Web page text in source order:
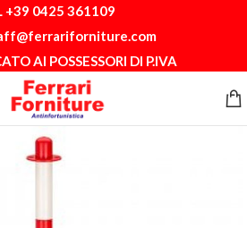
+39 0425 361109
AI POSSESSORI DI P.IVA